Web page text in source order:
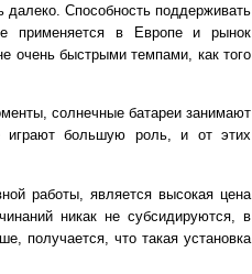
далеко. Способность поддерживать
применяется в Европе и рынок
очень быстрыми темпами, как того
солнечные батареи занимают
играют большую роль, и от этих
работы, является высокая цена
никак не субсидируются, в
получается, что такая установка